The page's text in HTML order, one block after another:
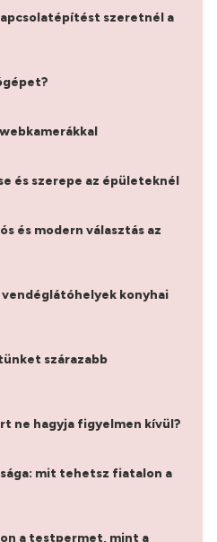
szeretnél a
és szerepe az épületeknél
és modern választás az
konyhai
szárazabb
ne hagyja figyelmen kívül?
mit tehetsz fiatalon a
a testpermet, mint a